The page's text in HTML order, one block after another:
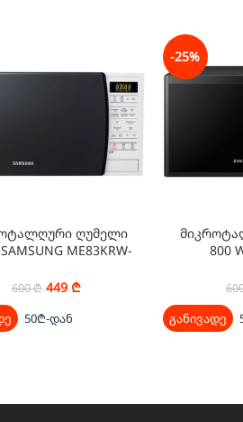
ღუმელი
ME83KRW-
600₾ 449 ₾
50₾-დან
-25%
800
განივადე